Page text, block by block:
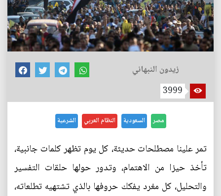
زيدون النبهاني
3999
مصر السعودية النظام العربي الشرعية
تمر علينا مصطلحات حديثة، كل يوم تظهر كلمات جانبية،
تأخذ حيزا من الاهتمام، وتدور حولها حلقات التفسير
والتحليل، كل مغرد يفكك حروفها بالذي تشتهيه تطلعاته،